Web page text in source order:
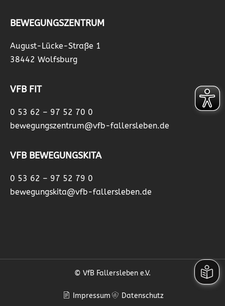
BEWEGUNGSZENTRUM
August-Lücke-Straße 1
38442 Wolfsburg
VFB FIT
0 53 62 – 97 52 70 0
bewegungszentrum@vfb-fallersleben.de
VFB BEWEGUNGSKITA
0 53 62 – 97 52 79 0
bewegungskita@vfb-fallersleben.de
© VfB Fallersleben e.V.
Impressum Datenschutz